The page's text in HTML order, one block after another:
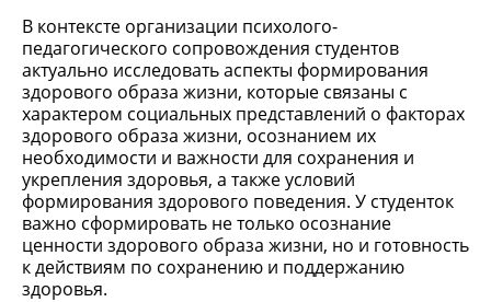
В контексте организации психолого-
педагогического сопровождения студентов
актуально исследовать аспекты формирования
здорового образа жизни, которые связаны с
характером социальных представлений о факторах
здорового образа жизни, осознанием их
необходимости и важности для сохранения и
укрепления здоровья, а также условий
формирования здорового поведения. У студенток
важно сформировать не только осознание
ценности здорового образа жизни, но и готовность
к действиям по сохранению и поддержанию
здоровья.